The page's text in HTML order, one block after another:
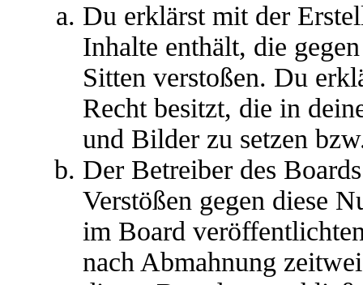
Du erklärst mit der
Inhalte enthält, die
Sitten verstoßen. Du
Recht besitzt, die in
und Bilder zu setzen
Der Betreiber des
Verstößen gegen diese
im Board
nach Abmahnung